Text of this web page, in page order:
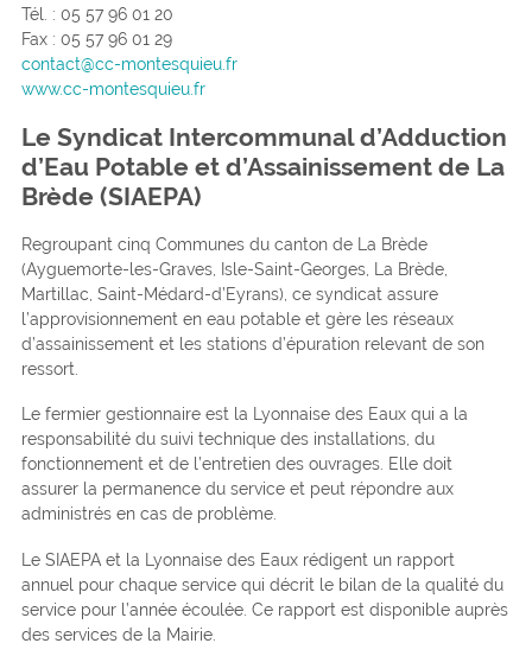
Tél. : 05 57 96 01 20
Fax : 05 57 96 01 29
contact@cc-montesquieu.fr
www.cc-montesquieu.fr
Le Syndicat Intercommunal d’Adduction
d’Eau Potable et d’Assainissement de La
Brède (SIAEPA)
Regroupant cinq Communes du canton de La Brède
(Ayguemorte-les-Graves, Isle-Saint-Georges, La Brède,
Martillac, Saint-Médard-d’Eyrans), ce syndicat assure
l’approvisionnement en eau potable et gère les réseaux
d’assainissement et les stations d’épuration relevant de son
ressort.
Le fermier gestionnaire est la Lyonnaise des Eaux qui a la
responsabilité du suivi technique des installations, du
fonctionnement et de l’entretien des ouvrages. Elle doit
assurer la permanence du service et peut répondre aux
administrés en cas de problème.
Le SIAEPA et la Lyonnaise des Eaux rédigent un rapport
annuel pour chaque service qui décrit le bilan de la qualité du
service pour l’année écoulée. Ce rapport est disponible auprès
des services de la Mairie.